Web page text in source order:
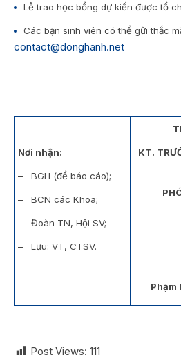
Lễ trao học bổng dự kiến được tổ
Các bạn sinh viên có thể gửi thắc
contact@donghanh.net
Nơi nhận:
– BGH (để báo cáo);
– BCN các Khoa;
– Đoàn TN, Hội SV;
– Lưu: VT, CTSV.
KT.
Phạm
Post Views: 111